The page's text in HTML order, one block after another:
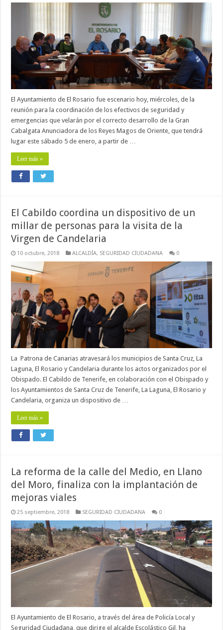
El Ayuntamiento de El Rosario fue escenario hoy, miércoles, de la
reunión para la coordinación de los efectivos de seguridad y
emergencias que velarán por el correcto desarrollo de la Gran
Cabalgata Anunciadora de los Reyes Magos de Oriente, que tendrá
lugar este sábado 5 de enero, a partir de …
Leer más »
El Cabildo coordina un dispositivo de un
millar de personas para la visita de la
Virgen de Candelaria
10 octubre, 2018 ALCALDÍA, SEGURIDAD CIUDADANA 0
La Patrona de Canarias atravesará los municipios de Santa Cruz, La
Laguna, El Rosario y Candelaria durante los actos organizados por el
Obispado. El Cabildo de Tenerife, en colaboración con el Obispado y
los Ayuntamientos de Santa Cruz de Tenerife, La Laguna, El Rosario y
Candelaria, organiza un dispositivo de …
Leer más »
La reforma de la calle del Medio, en Llano
del Moro, finaliza con la implantación de
mejoras viales
25 septiembre, 2018 SEGURIDAD CIUDADANA 0
El Ayuntamiento de El Rosario, a través del área de Policía Local y
Seguridad Ciudadana, que dirige el alcalde Escolástico Gil, ha